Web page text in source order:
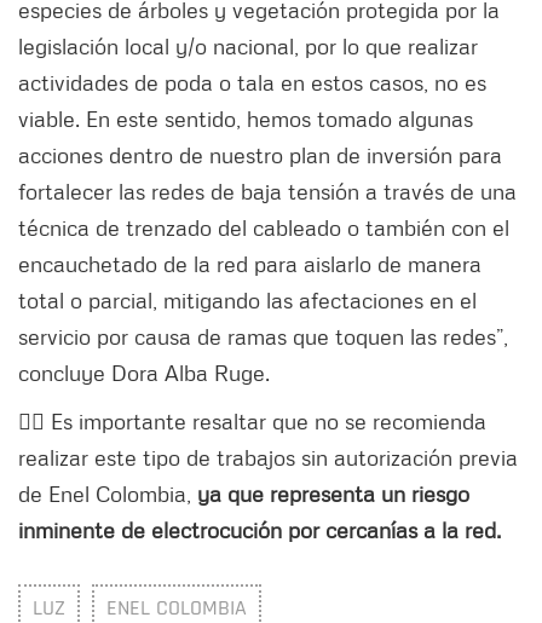
especies de árboles y vegetación protegida por la
legislación local y/o nacional, por lo que realizar
actividades de poda o tala en estos casos, no es
viable. En este sentido, hemos tomado algunas
acciones dentro de nuestro plan de inversión para
fortalecer las redes de baja tensión a través de una
técnica de trenzado del cableado o también con el
encauchetado de la red para aislarlo de manera
total o parcial, mitigando las afectaciones en el
servicio por causa de ramas que toquen las redes”,
concluye Dora Alba Ruge.
👉🏻 Es importante resaltar que no se recomienda
realizar este tipo de trabajos sin autorización previa
de Enel Colombia, ya que representa un riesgo
inminente de electrocución por cercanías a la red.
LUZ ENEL COLOMBIA